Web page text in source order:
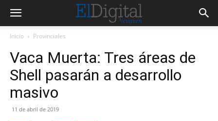
Inicio Provinciales
Vaca Muerta: Tres áreas de
Shell pasarán a desarrollo
masivo
11 de abril de 2019